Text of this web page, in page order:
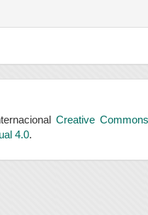
Creative Commons
4.0.